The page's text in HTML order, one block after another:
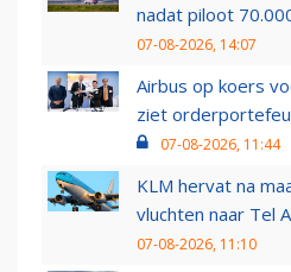
nadat piloot
07-08-2026, 14:07
Airbus op koers
ziet
07-08-2026, 11:44
KLM hervat na
vluchten naar Tel
07-08-2026, 11:10